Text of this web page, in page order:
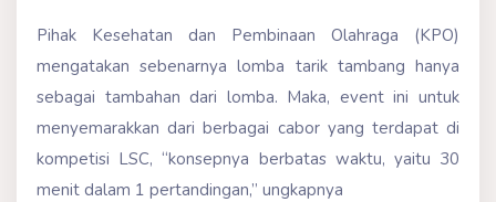
Pihak Kesehatan dan Pembinaan Olahraga (KPO)
mengatakan sebenarnya lomba tarik tambang hanya
sebagai tambahan dari lomba. Maka, event ini untuk
menyemarakkan dari berbagai cabor yang terdapat di
kompetisi LSC, “konsepnya berbatas waktu, yaitu 30
menit dalam 1 pertandingan,” ungkapnya